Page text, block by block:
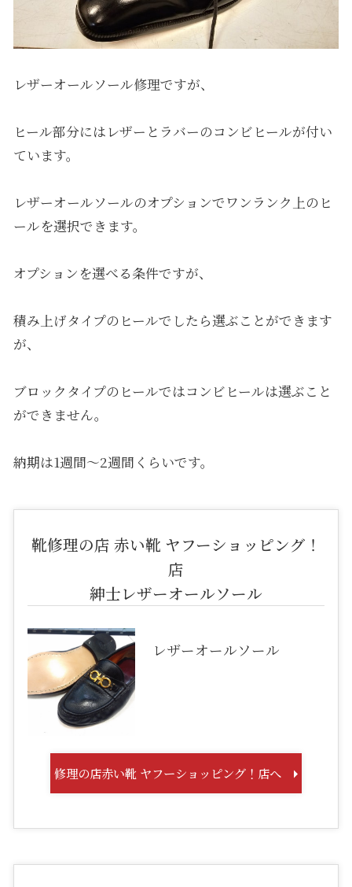
レザーオールソール修理ですが、
ヒール部分にはレザーとラバーのコンビヒールが付い
ています。
レザーオールソールのオプションでワンランク上のヒ
ールを選択できます。
オプションを選べる条件ですが、
積み上げタイプのヒールでしたら選ぶことができます
が、
ブロックタイプのヒールではコンビヒールは選ぶこと
ができません。
納期は1週間〜2週間くらいです。
靴修理の店 赤い靴 ヤフーショッピング！
店
紳士レザーオールソール
レザーオールソール
修理の店赤い靴 ヤフーショッピング！店へ